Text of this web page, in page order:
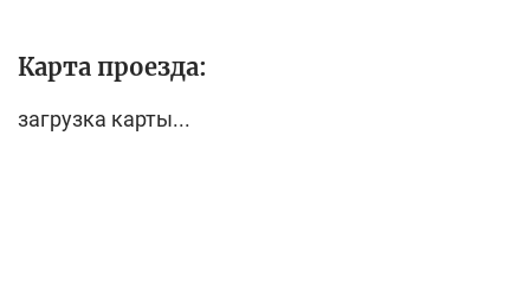
Карта проезда:
загрузка карты...